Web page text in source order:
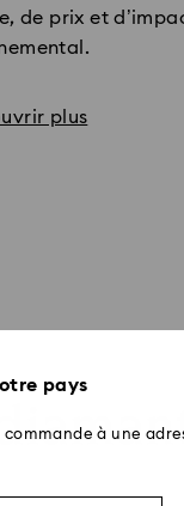
de prix et
plus
pays
à une